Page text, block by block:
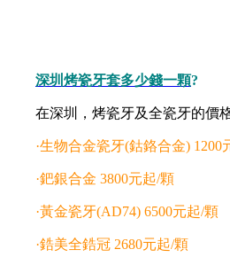
深圳烤瓷牙套多少錢一顆?
在深圳，烤瓷牙及全瓷牙的價格
·生物合金瓷牙(鈷鉻合金) 1200
·鈀銀合金 3800元起/顆
·黃金瓷牙(AD74) 6500元起/顆
·鋯美全鋯冠 2680元起/顆